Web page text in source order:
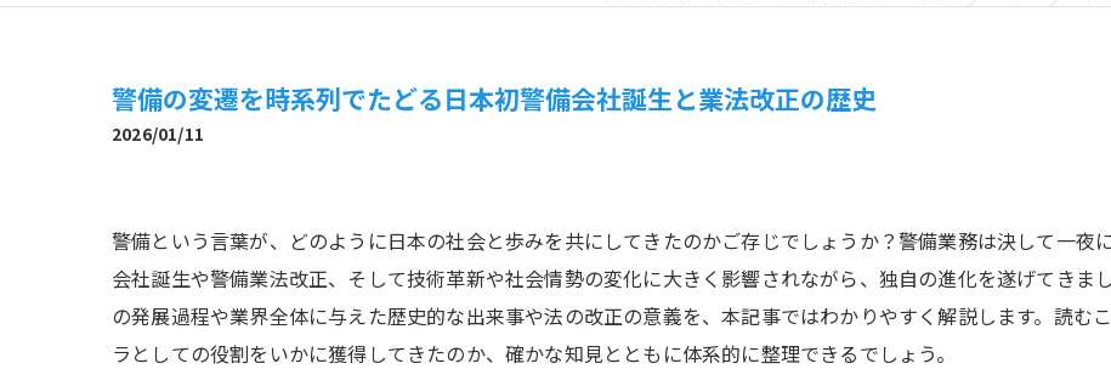
警備の変遷を時系列でたどる日本初警備会社誕生と業法改正の歴史
2026/01/11
警備という言葉が、どのように日本の社会と歩みを共にしてきたのかご存じでしょうか？警備業務は決して一夜
会社誕生や警備業法改正、そして技術革新や社会情勢の変化に大きく影響されながら、独自の進化を遂げてきま
の発展過程や業界全体に与えた歴史的な出来事や法の改正の意義を、本記事ではわかりやすく解説します。読む
ラとしての役割をいかに獲得してきたのか、確かな知見とともに体系的に整理できるでしょう。